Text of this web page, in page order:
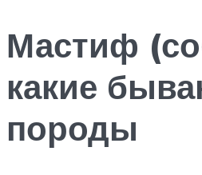
Мастиф
какие
породы